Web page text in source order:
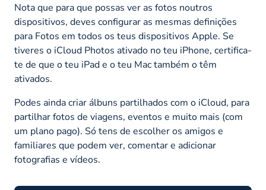
Nota que para que possas ver as fotos noutros
dispositivos, deves configurar as mesmas definições
para Fotos em todos os teus dispositivos Apple. Se
tiveres o iCloud Photos ativado no teu iPhone, certifica-
te de que o teu iPad e o teu Mac também o têm
ativados.
Podes ainda criar álbuns partilhados com o iCloud, para
partilhar fotos de viagens, eventos e muito mais (com
um plano pago). Só tens de escolher os amigos e
familiares que podem ver, comentar e adicionar
fotografias e vídeos.